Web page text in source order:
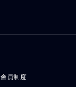
會員制度